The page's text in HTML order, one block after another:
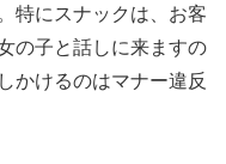
特にスナックは、お客
の子と話しに来ますの
かけるのはマナー違反